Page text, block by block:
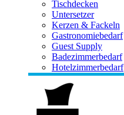
Tischdecken
Untersetzer
Kerzen & Fackeln
Gastronomiebedarf
Guest Supply
Badezimmerbedarf
Hotelzimmerbedarf